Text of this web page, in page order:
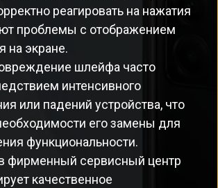
реагировать на нажатия
проблемы с отображением
на экране.
шлейфа часто
интенсивного
или падений устройства, что
его замены для
функциональности.
фирменный сервисный центр
качественное